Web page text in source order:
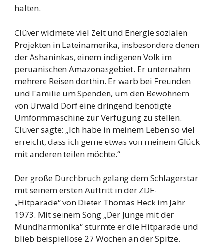
halten.
Clüver widmete viel Zeit und Energie sozialen
Projekten in Lateinamerika, insbesondere denen
der Ashaninkas, einem indigenen Volk im
peruanischen Amazonasgebiet. Er unternahm
mehrere Reisen dorthin. Er warb bei Freunden
und Familie um Spenden, um den Bewohnern
von Urwald Dorf eine dringend benötigte
Umformmaschine zur Verfügung zu stellen.
Clüver sagte: „Ich habe in meinem Leben so viel
erreicht, dass ich gerne etwas von meinem Glück
mit anderen teilen möchte.“
Der große Durchbruch gelang dem Schlagerstar
mit seinem ersten Auftritt in der ZDF-
„Hitparade“ von Dieter Thomas Heck im Jahr
1973. Mit seinem Song „Der Junge mit der
Mundharmonika“ stürmte er die Hitparade und
blieb beispiellose 27 Wochen an der Spitze.